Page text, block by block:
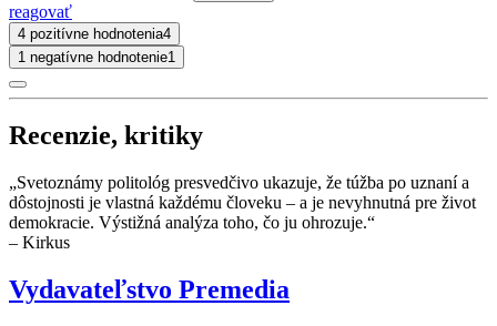
reagovať
4 pozitívne hodnotenia4
1 negatívne hodnotenie1
Recenzie, kritiky
„Svetoznámy politológ presvedčivo ukazuje, že túžba po uznaní a
dôstojnosti je vlastná každému človeku – a je nevyhnutná pre život
demokracie. Výstižná analýza toho, čo ju ohrozuje.“
– Kirkus
Vydavateľstvo Premedia